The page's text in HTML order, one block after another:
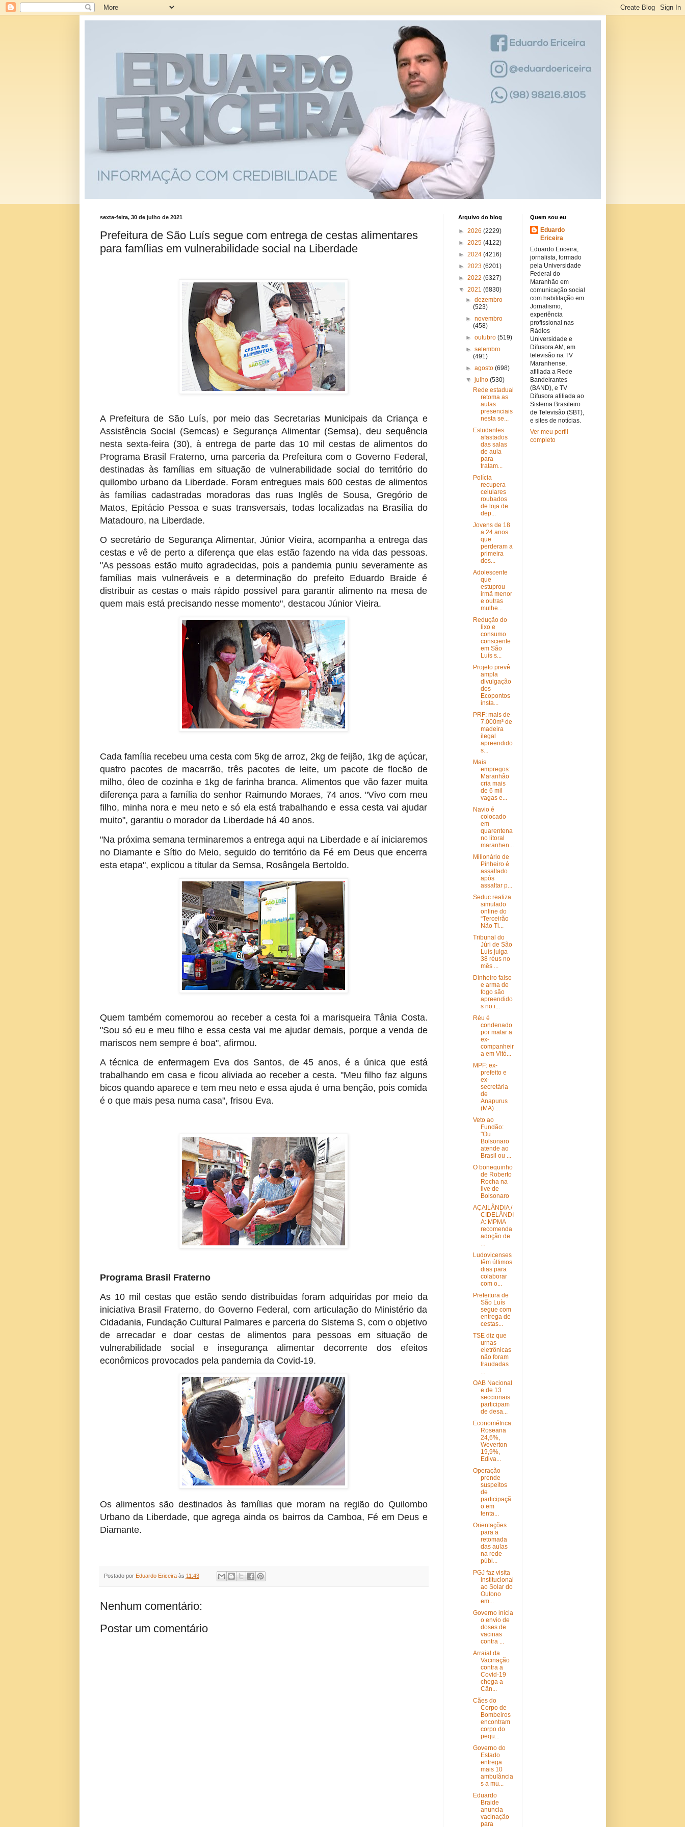
sexta-feira, 30 de julho de 2021
Prefeitura de São Luís segue com entrega de cestas alimentares
para famílias em vulnerabilidade social na Liberdade
A Prefeitura de São Luís, por meio das Secretarias Municipais da Criança e
Assistência Social (Semcas) e Segurança Alimentar (Semsa), deu sequência
nesta sexta-feira (30), à entrega de parte das 10 mil cestas de alimentos do
Programa Brasil Fraterno, uma parceria da Prefeitura com o Governo Federal,
destinadas às famílias em situação de vulnerabilidade social do território do
quilombo urbano da Liberdade. Foram entregues mais 600 cestas de alimentos
às famílias cadastradas moradoras das ruas Inglês de Sousa, Gregório de
Matos, Epitácio Pessoa e suas transversais, todas localizadas na Brasília do
Matadouro, na Liberdade.
O secretário de Segurança Alimentar, Júnior Vieira, acompanha a entrega das
cestas e vê de perto a diferença que elas estão fazendo na vida das pessoas.
"As pessoas estão muito agradecidas, pois a pandemia puniu severamente as
famílias mais vulneráveis e a determinação do prefeito Eduardo Braide é
distribuir as cestas o mais rápido possível para garantir alimento na mesa de
quem mais está precisando nesse momento", destacou Júnior Vieira.
Cada família recebeu uma cesta com 5kg de arroz, 2kg de feijão, 1kg de açúcar,
quatro pacotes de macarrão, três pacotes de leite, um pacote de flocão de
milho, óleo de cozinha e 1kg de farinha branca. Alimentos que vão fazer muita
diferença para a família do senhor Raimundo Moraes, 74 anos. "Vivo com meu
filho, minha nora e meu neto e só ela está trabalhando e essa cesta vai ajudar
muito", garantiu o morador da Liberdade há 40 anos.
"Na próxima semana terminaremos a entrega aqui na Liberdade e aí iniciaremos
no Diamante e Sítio do Meio, seguido do território da Fé em Deus que encerra
esta etapa", explicou a titular da Semsa, Rosângela Bertoldo.
Quem também comemorou ao receber a cesta foi a marisqueira Tânia Costa.
"Sou só eu e meu filho e essa cesta vai me ajudar demais, porque a venda de
mariscos nem sempre é boa", afirmou.
A técnica de enfermagem Eva dos Santos, de 45 anos, é a única que está
trabalhando em casa e ficou aliviada ao receber a cesta. "Meu filho faz alguns
bicos quando aparece e tem meu neto e essa ajuda é uma benção, pois comida
é o que mais pesa numa casa", frisou Eva.
Programa Brasil Fraterno
As 10 mil cestas que estão sendo distribuídas foram adquiridas por meio da
iniciativa Brasil Fraterno, do Governo Federal, com articulação do Ministério da
Cidadania, Fundação Cultural Palmares e parceria do Sistema S, com o objetivo
de arrecadar e doar cestas de alimentos para pessoas em situação de
vulnerabilidade social e insegurança alimentar decorrente dos efeitos
econômicos provocados pela pandemia da Covid-19.
Os alimentos são destinados às famílias que moram na região do Quilombo
Urbano da Liberdade, que agrega ainda os bairros da Camboa, Fé em Deus e
Diamante.
Postado por Eduardo Ericeira às 11:43
Nenhum comentário:
Postar um comentário
Arquivo do blog
► 2026 (2229)
► 2025 (4122)
► 2024 (4216)
► 2023 (6201)
► 2022 (6327)
▼ 2021 (6830)
► dezembro
(523)
► novembro
(458)
► outubro (519)
► setembro
(491)
► agosto (698)
▼ julho (530)
Rede estadual
retoma as
aulas
presenciais
nesta se...
Estudantes
afastados
das salas
de aula
para
tratam...
Polícia
recupera
celulares
roubados
de loja de
dep...
Jovens de 18
a 24 anos
que
perderam a
primeira
dos...
Adolescente
que
estuprou
irmã menor
e outras
mulhe...
Redução do
lixo e
consumo
consciente
em São
Luís s...
Projeto prevê
ampla
divulgação
dos
Ecopontos
insta...
PRF: mais de
7.000m³ de
madeira
ilegal
apreendido
s...
Mais
empregos:
Maranhão
cria mais
de 6 mil
vagas e...
Navio é
colocado
em
quarentena
no litoral
maranhen...
Milionário de
Pinheiro é
assaltado
após
assaltar p...
Seduc realiza
simulado
online do
“Terceirão
Não Ti...
Tribunal do
Júri de São
Luís julga
38 réus no
mês ...
Dinheiro falso
e arma de
fogo são
apreendido
s no i...
Réu é
condenado
por matar a
ex-
companheir
a em Vitó...
MPF: ex-
prefeito e
ex-
secretária
de
Anapurus
(MA) ...
Veto ao
Fundão:
"Ou
Bolsonaro
atende ao
Brasil ou ...
O bonequinho
de Roberto
Rocha na
live de
Bolsonaro
AÇAILÂNDIA /
CIDELÂNDI
A: MPMA
recomenda
adoção de
...
Ludovicenses
têm últimos
dias para
colaborar
com o...
Prefeitura de
São Luís
segue com
entrega de
cestas...
TSE diz que
urnas
eletrônicas
não foram
fraudadas
...
OAB Nacional
e de 13
seccionais
participam
de desa...
Econométrica:
Roseana
24,6%,
Weverton
19,9%,
Ediva...
Operação
prende
suspeitos
de
participaçã
o em
tenta...
Orientações
para a
retomada
das aulas
na rede
públ...
PGJ faz visita
institucional
ao Solar do
Outono
em...
Governo inicia
o envio de
doses de
vacinas
contra ...
Arraial da
Vacinação
contra a
Covid-19
chega a
Cân...
Cães do
Corpo de
Bombeiros
encontram
corpo do
pequ...
Governo do
Estado
entrega
mais 10
ambulância
s a mu...
Eduardo
Braide
anuncia
vacinação
para
Quem sou eu
Eduardo
Ericeira
Eduardo Ericeira,
jornalista, formado
pela Universidade
Federal do
Maranhão em
comunicação social
com habilitação em
Jornalismo,
experiência
profissional nas
Rádios
Universidade e
Difusora AM, em
televisão na TV
Maranhense,
afiliada a Rede
Bandeirantes
(BAND), e TV
Difusora afiliada ao
Sistema Brasileiro
de Televisão (SBT),
e sites de notícias.
Ver meu perfil
completo